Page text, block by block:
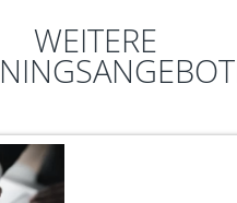
WEITERE